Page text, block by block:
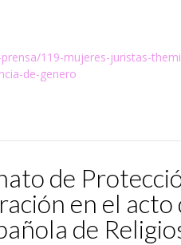
119-mujeres-juristas-
de-genero
de
en el
de